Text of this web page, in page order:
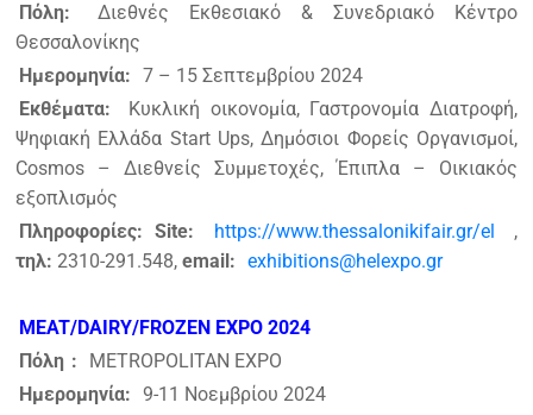
Πόλη:
Διεθνές Εκθεσιακό & Συνεδριακό Κέντρο
Θεσσαλονίκης
Ημερομηνία: 7 – 15 Σεπτεμβρίου 2024
Εκθέματα:
Κυκλική οικονομία, Γαστρονομία Διατροφή,
Ψηφιακή Ελλάδα Start Ups, Δημόσιοι Φορείς Οργανισμοί,
Cosmos – Διεθνείς Συμμετοχές, Έπιπλα – Οικιακός
εξοπλισμός
Πληροφορίες: Site:
https://www.thessalonikifair.gr/el
,
τηλ: 2310-291.548, email: exhibitions@helexpo.gr
MEAT/DAIRY/FROZEN EXPO 2024
Πόλη :
METROPOLITAN EXPO
Ημερομηνία: 9-11 Νοεμβρίου 2024